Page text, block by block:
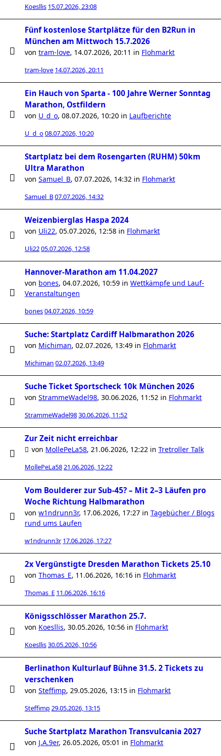
Koesllis 15.07.2026, 23:08
Fünf kostenlose Startplätze für den B2Run in
München am Mittwoch 15.7.2026
von tram-love, 14.07.2026, 20:11 in Flohmarkt
tram-love 14.07.2026, 20:11
Ein Hauch von Sparta - 100 Jahre Werner Sonntag
Marathon, Ostfildern
von U_d_o, 08.07.2026, 10:20 in Laufberichte
U_d_o08.07.2026, 10:20
Startplatz bei dem Rosengarten (RUHM) 50km
Ultra Marathon
von Samuel_B, 07.07.2026, 14:32 in Flohmarkt
Samuel_B07.07.2026, 14:32
Weizenbierglas Haspa 2024
von Uli22, 05.07.2026, 12:58 in Flohmarkt
Uli2205.07.2026, 12:58
Hannover-Marathon am 11.04.2027
von bones, 04.07.2026, 10:59 in Wettkämpfe und Lauf-
Veranstaltungen
bones04.07.2026, 10:59
Suche: Startplatz Cardiff Halbmarathon 2026
von Michiman, 02.07.2026, 13:49 in Flohmarkt
Michiman 02.07.2026, 13:49
Suche Ticket Sportscheck 10k München 2026
von StrammeWadel98, 30.06.2026, 11:52 in Flohmarkt
StrammeWadel9830.06.2026, 11:52
Zur Zeit nicht erreichbar
von MollePeLa58, 21.06.2026, 12:22 in Tretroller Talk
MollePeLa5821.06.2026, 12:22
Vom Boulderer zur Sub-45? – Mit 2–3 Läufen pro
Woche Richtung Halbmarathon
von w1ndrunn3r, 17.06.2026, 17:27 in Tagebücher / Blogs
rund ums Laufen
w1ndrunn3r 17.06.2026, 17:27
2x Vergünstigte Dresden Marathon Tickets 25.10
von Thomas_E, 11.06.2026, 16:16 in Flohmarkt
Thomas_E 11.06.2026, 16:16
Königsschlösser Marathon 25.7.
von Koesllis, 30.05.2026, 10:56 in Flohmarkt
Koesllis30.05.2026, 10:56
Berlinathon Kulturlauf Bühne 31.5. 2 Tickets zu
verschenken
von Steffimp, 29.05.2026, 13:15 in Flohmarkt
Steffimp29.05.2026, 13:15
Suche Startplatz Marathon Transvulcania 2027
von J.A.9er, 26.05.2026, 05:01 in Flohmarkt